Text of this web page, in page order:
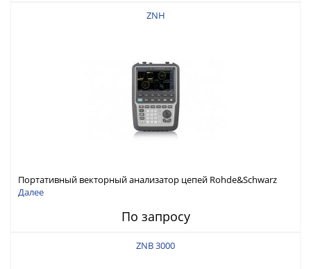
ZNH
Портативный векторный анализатор цепей Rohde&Schwarz
ZNH с диапазоном частот от 30 кГц до 26,5 ГГц
Далее
По запросу
ZNB 3000